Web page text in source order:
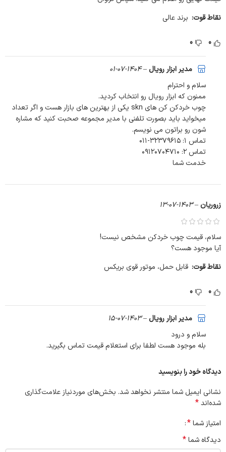
خلاصه ویژگیهای چوب خرد کن SKN bio 90 با موتور بریکس B&S – ابزار رویال
موتور قدرتمند:
نقاط قوت: برند عالی
0
0
مدیر ابزار رویال –
1404-07-01
سلام و احترام
ممنون که ابزار رویال رو انتخاب کردید.
چوب خردکن کن های skn یکی از بهترین های بازار هست و اگر تعداد
میخواید باید بصورت تلفنی با مدیر مجموعه صحبت کنید که مشاره
شون رو براتون می نویسم.
تماس ۱: ۳۲۳۷۹۶۱۵-۰۱۱
تماس ۲: ۰۹۱۲۰۷۰۴۷۱۰
خدمت شما
زروریان –
1403-07-13
سلام، قیمت چوب خردکن مشخص نیست!
آیا موجود هست؟
نقاط قوت: قابل حمل، موتور قوی بریکس
0
0
مدیر ابزار رویال –
1403-07-15
سلام و درود
بله موجود هست لطفا برای استعلام قیمت تماس بگیرید.
دیدگاه خود را بنویسید
نشانی ایمیل شما منتشر نخواهد شد. بخش‌های موردنیاز علامت‌گذاری
شده‌اند*
امتیاز شما*
دیدگاه شما*